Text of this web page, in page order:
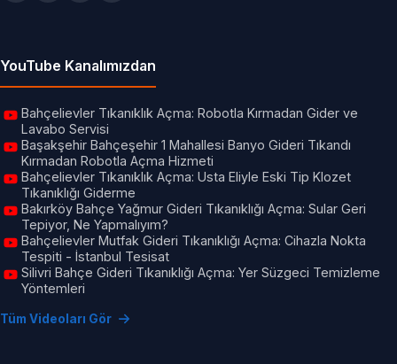
YouTube Kanalımızdan
Bahçelievler Tıkanıklık Açma: Robotla Kırmadan Gider ve
Lavabo Servisi
Başakşehir Bahçeşehir 1 Mahallesi Banyo Gideri Tıkandı
Kırmadan Robotla Açma Hizmeti
Bahçelievler Tıkanıklık Açma: Usta Eliyle Eski Tip Klozet
Tıkanıklığı Giderme
Bakırköy Bahçe Yağmur Gideri Tıkanıklığı Açma: Sular Geri
Tepiyor, Ne Yapmalıyım?
Bahçelievler Mutfak Gideri Tıkanıklığı Açma: Cihazla Nokta
Tespiti - İstanbul Tesisat
Silivri Bahçe Gideri Tıkanıklığı Açma: Yer Süzgeci Temizleme
Yöntemleri
Tüm Videoları Gör